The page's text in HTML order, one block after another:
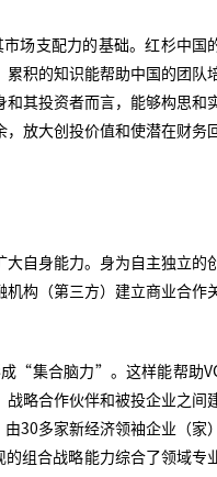
场支配力的基础。红杉中国
积的知识能帮助中国的团队
其投资者而言，能够构思和
放大创投价值和使潜在财务
自身能力。身为自主独立的
构（第三方）建立商业合作
成“集合脑力”。这样能帮助
略合作伙伴和被投企业之间
30多家新经济领袖企业（家
组合战略能力综合了领域专